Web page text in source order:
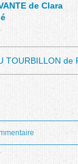
de Clara